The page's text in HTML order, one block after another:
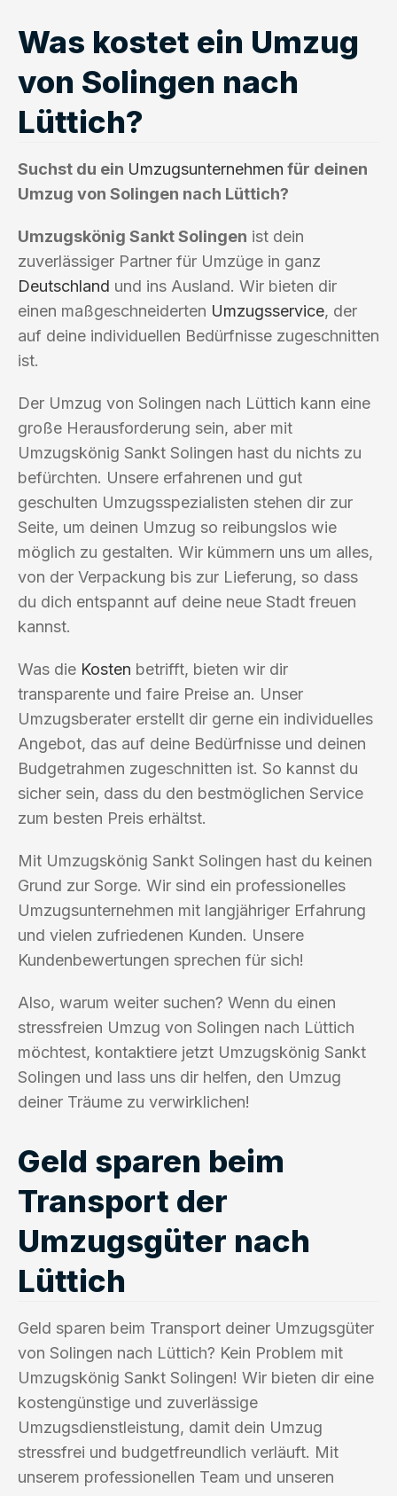
Was kostet ein Umzug
von Solingen nach
Lüttich?
Suchst du ein Umzugsunternehmen für deinen
Umzug von Solingen nach Lüttich?
Umzugskönig Sankt Solingen ist dein
zuverlässiger Partner für Umzüge in ganz
Deutschland und ins Ausland. Wir bieten dir
einen maßgeschneiderten Umzugsservice, der
auf deine individuellen Bedürfnisse zugeschnitten
ist.
Der Umzug von Solingen nach Lüttich kann eine
große Herausforderung sein, aber mit
Umzugskönig Sankt Solingen hast du nichts zu
befürchten. Unsere erfahrenen und gut
geschulten Umzugsspezialisten stehen dir zur
Seite, um deinen Umzug so reibungslos wie
möglich zu gestalten. Wir kümmern uns um alles,
von der Verpackung bis zur Lieferung, so dass
du dich entspannt auf deine neue Stadt freuen
kannst.
Was die Kosten betrifft, bieten wir dir
transparente und faire Preise an. Unser
Umzugsberater erstellt dir gerne ein individuelles
Angebot, das auf deine Bedürfnisse und deinen
Budgetrahmen zugeschnitten ist. So kannst du
sicher sein, dass du den bestmöglichen Service
zum besten Preis erhältst.
Mit Umzugskönig Sankt Solingen hast du keinen
Grund zur Sorge. Wir sind ein professionelles
Umzugsunternehmen mit langjähriger Erfahrung
und vielen zufriedenen Kunden. Unsere
Kundenbewertungen sprechen für sich!
Also, warum weiter suchen? Wenn du einen
stressfreien Umzug von Solingen nach Lüttich
möchtest, kontaktiere jetzt Umzugskönig Sankt
Solingen und lass uns dir helfen, den Umzug
deiner Träume zu verwirklichen!
Geld sparen beim
Transport der
Umzugsgüter nach
Lüttich
Geld sparen beim Transport deiner Umzugsgüter
von Solingen nach Lüttich? Kein Problem mit
Umzugskönig Sankt Solingen! Wir bieten dir eine
kostengünstige und zuverlässige
Umzugsdienstleistung, damit dein Umzug
stressfrei und budgetfreundlich verläuft. Mit
unserem professionellen Team und unseren